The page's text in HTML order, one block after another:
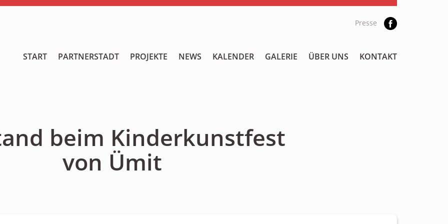
Presse
START PARTNERSTADT PROJEKTE NEWS KALENDER GALERIE ÜBER UNS KONTAKT
beim Kinderkunstfest
von Ümit
KALENDER
GALERIE